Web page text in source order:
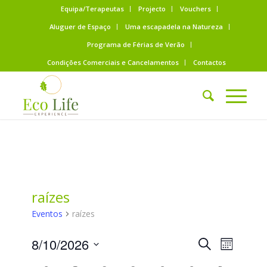
Equipa/Terapeutas Projecto
Vouchers
Aluguer de Espaço
Uma escapadela na Natureza
Programa de Férias de Verão
Condições Comerciais e Cancelamentos
Contactos
raízes
Eventos raízes
Eventos
Search
PesquisarEvento
Views
Month
8/10/2026